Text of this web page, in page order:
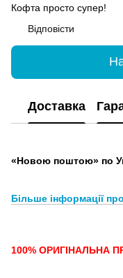
Кофта просто супер!
Відповісти
Доставка
«Новою поштою» по
Більше інформації
100% ОРИГІНАЛЬНА